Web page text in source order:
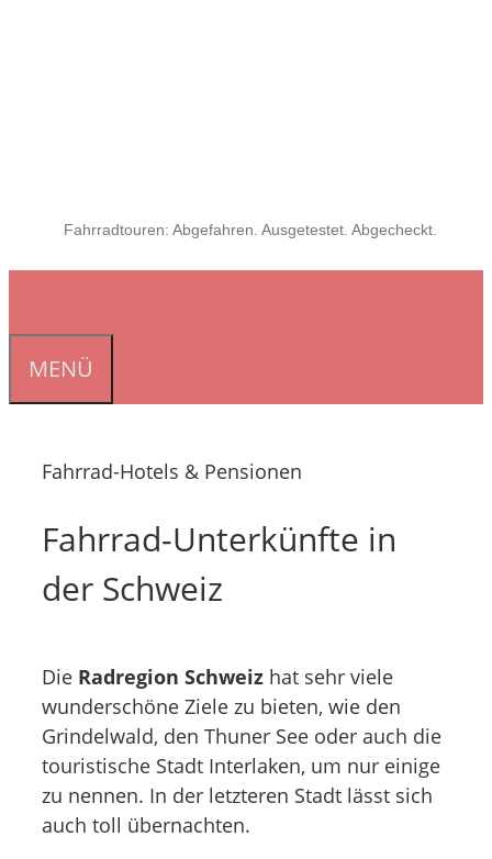
Fahrradtouren: Abgefahren. Ausgetestet. Abgecheckt.
MENÜ
Fahrrad-Hotels & Pensionen
Fahrrad-Unterkünfte in
der Schweiz
Die Radregion Schweiz hat sehr viele
wunderschöne Ziele zu bieten, wie den
Grindelwald, den Thuner See oder auch die
touristische Stadt Interlaken, um nur einige
zu nennen. In der letzteren Stadt lässt sich
auch toll übernachten.